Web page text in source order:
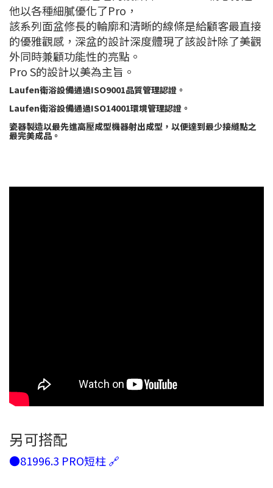
他以各種細膩優化了Pro，
該系列面盆修長的輪廓和清晰的線條是給顧客最直接
的優雅觀感，深盆的設計深度體現了該設計除了美觀
外同時兼顧功能性的亮點。
Pro S的設計以美為主旨。
Laufen衛浴設備通過ISO9001品質管理認證。
Laufen衛浴設備通過ISO14001環境管理認證。
瓷器製造以最先進高壓成型機器射出成型，以便達到最少接縫點之
最完美成品。
另可搭配
●81996.3 PRO短柱 🔗